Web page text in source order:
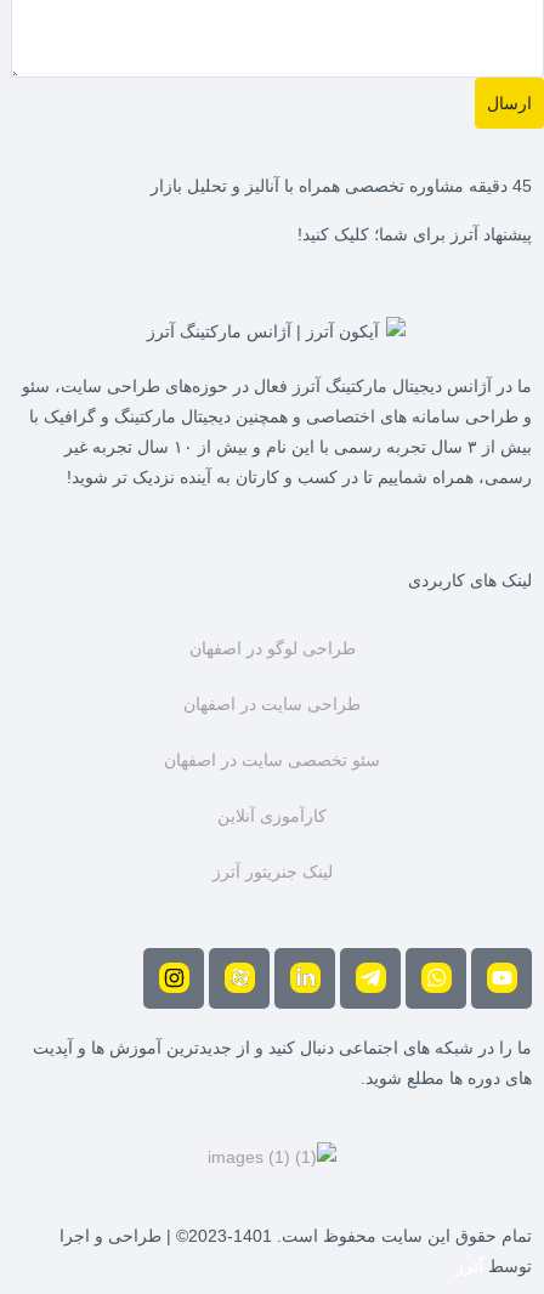
45 دقیقه مشاوره تخصصی همراه با آنالیز و تحلیل بازار
پیشنهاد آترز برای شما؛ کلیک کنید!
ما در آژانس دیجیتال مارکتینگ آترز فعال در حوزه‌های طراحی سایت، سئو
و طراحی سامانه های اختصاصی و همچنین دیجیتال مارکتینگ و گرافیک با
بیش از ۳ سال تجربه رسمی با این نام و بیش از ۱۰ سال تجربه غیر
رسمی، همراه شماییم تا در کسب و کارتان به آینده نزدیک تر شوید!
لینک های کاربردی
طراحی لوگو در اصفهان
طراحی سایت در اصفهان
سئو تخصصی سایت در اصفهان
کارآموزی آنلاین
لینک جنریتور آترز
ما را در شبکه های اجتماعی دنبال کنید و از جدیدترین آموزش ها و آپدیت
های دوره ها مطلع شوید.
تمام حقوق این سایت محفوظ است. 1401-2023© | طراحی و اجرا
توسط